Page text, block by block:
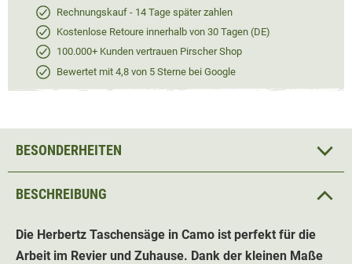
Rechnungskauf - 14 Tage später zahlen
Kostenlose Retoure innerhalb von 30 Tagen (DE)
100.000+ Kunden vertrauen Pirscher Shop
Bewertet mit 4,8 von 5 Sterne bei Google
BESCHREIBUNG
Die Herbertz Taschensäge in Camo ist perfekt für die
Arbeit im Revier und Zuhause. Dank der kleinen Maße
BESONDERHEITEN